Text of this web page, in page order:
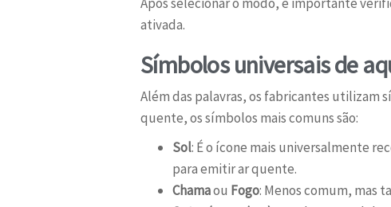
ativada.
Símbolos universais de
Além das palavras, os fabricantes utilizam
quente, os símbolos mais comuns são:
Sol: É o ícone mais universalmente
para emitir ar quente.
Chamaou Fogo: Menos comum, mas